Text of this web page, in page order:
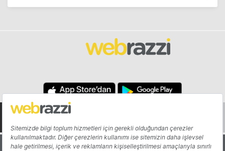
Hakkında Yazarlar